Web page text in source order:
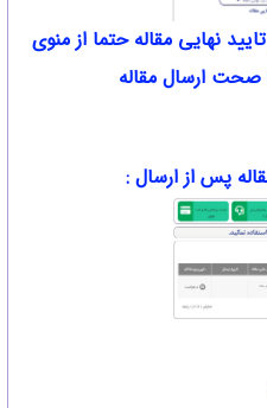
نهایی مقاله حتما از منوی
صحت ارسال مقاله